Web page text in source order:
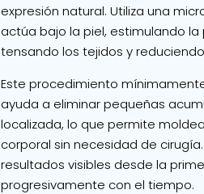
expresión natural. Utiliza una
actúa bajo la piel, estimulando
tensando los tejidos y
Este procedimiento
ayuda a eliminar pequeñas
localizada, lo que permite
corporal sin necesidad de
resultados visibles desde la
progresivamente con el tiempo.